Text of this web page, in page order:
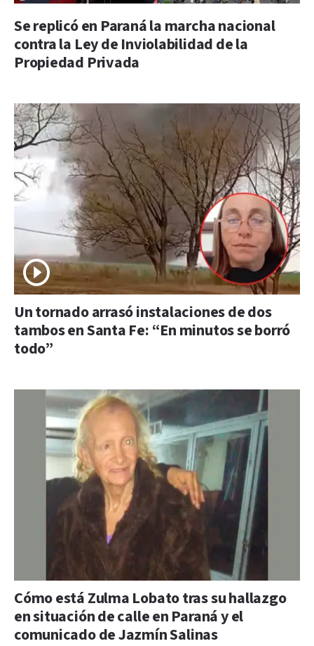
Se replicó en Paraná la marcha nacional
contra la Ley de Inviolabilidad de la
Propiedad Privada
Un tornado arrasó instalaciones de dos
tambos en Santa Fe: “En minutos se borró
todo”
Cómo está Zulma Lobato tras su hallazgo
en situación de calle en Paraná y el
comunicado de Jazmín Salinas